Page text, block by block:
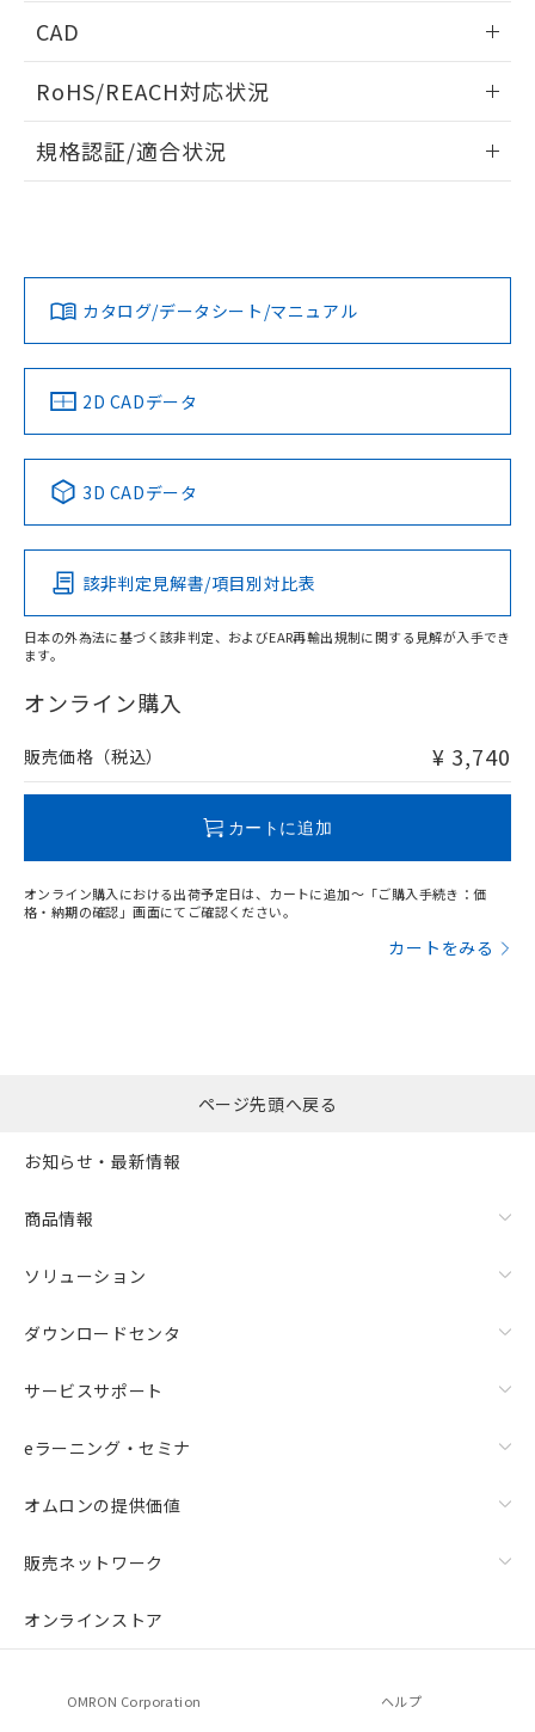
CAD
ドすることができます。
ログイン/会員登録
ダウンロードデータをご利用いただく前に、以下を必ずお読
みください。
ソフトウェアの使用条件
RoHS/REACH対応状況
EU RoHS 注意事項・凡例
対応済み
中国 RoHS 注意事項・凡例
Pb Hg Cd Cr(VI)
O
在庫等で未対応品が混在する可能性があります。
問い合わせください。
規格認証/適合状況
カタログ/データシート/マニュアル
2D CADデータ
3D CADデータ
該非判定見解書/項目別対比表
日本の外為法に基づく該非判定、およびEAR再輸出規制に関する見解が入手でき
ます。
オンライン購入
販売価格（税込） ¥ 3,740
カートに追加
オンライン購入における出荷予定日は、カートに追加～「ご購入手続き：価
格・納期の確認」画面にてご確認ください。
カートをみる
ページ先頭へ戻る
お知らせ・最新情報
商品情報
ソリューション
ダウンロードセンタ
サービスサポート
eラーニング・セミナ
オムロンの提供価値
販売ネットワーク
オンラインストア
OMRON Corporation ヘルプ